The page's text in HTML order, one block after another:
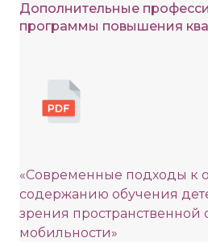
Дополнительные
программы повышения
«Современные подходы к
содержанию обучения
зрения пространственной
мобильности»